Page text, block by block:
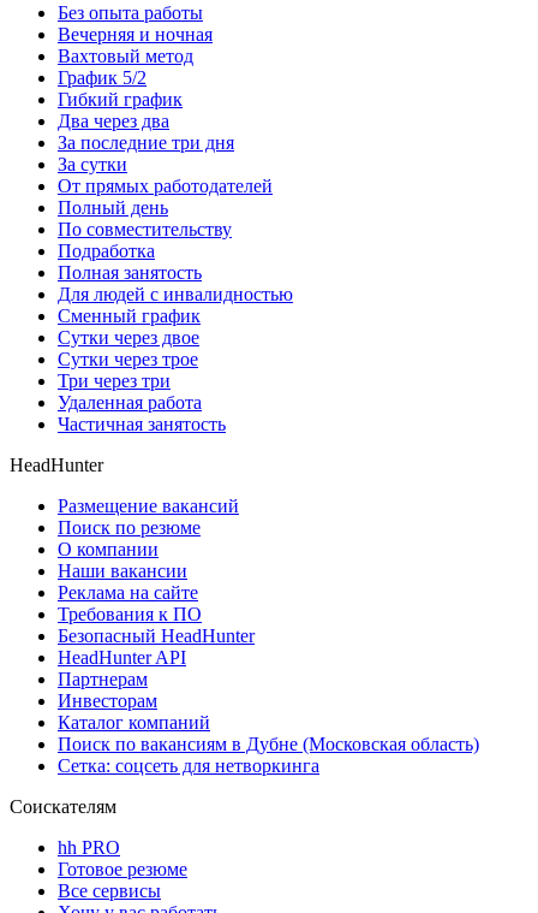
Без опыта работы
Вечерняя и ночная
Вахтовый метод
График 5/2
Гибкий график
Два через два
За последние три дня
За сутки
От прямых работодателей
Полный день
По совместительству
Подработка
Полная занятость
Для людей с инвалидностью
Сменный график
Сутки через двое
Сутки через трое
Три через три
Удаленная работа
Частичная занятость
HeadHunter
Размещение вакансий
Поиск по резюме
О компании
Наши вакансии
Реклама на сайте
Требования к ПО
Безопасный HeadHunter
HeadHunter API
Партнерам
Инвесторам
Каталог компаний
Поиск по вакансиям в Дубне (Московская область)
Сетка: соцсеть для нетворкинга
Соискателям
hh PRO
Готовое резюме
Все сервисы